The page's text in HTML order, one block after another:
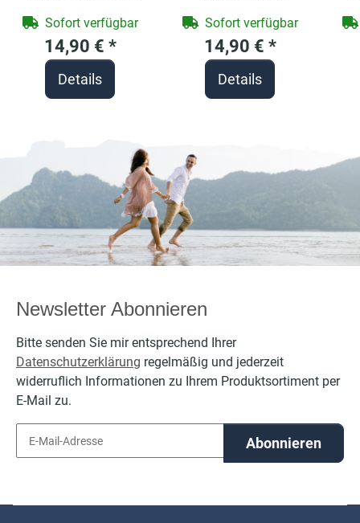
farbigen Henkel
und Motivdruck
Liebeserklärung
personalisierbar
Sofort verfügbar
14,90 € *
Details
farbigen Henkel
Motivdruck
Bärchen
Sofort verfügbar
14,90 € *
Details
Newsletter Abonnieren
Bitte senden Sie mir entsprechend Ihrer
Datenschutzerklärung regelmäßig und jederzeit
widerruflich Informationen zu Ihrem Produktsortiment per
E-Mail zu.
Abonnieren